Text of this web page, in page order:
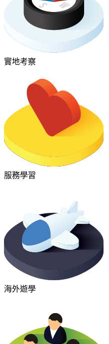
實地考察
服務學習
海外遊學